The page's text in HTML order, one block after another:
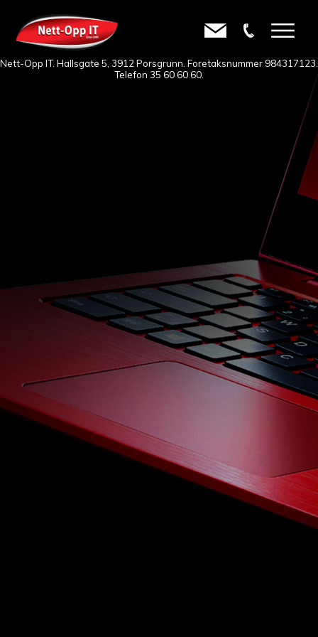
Nett-Opp IT. Hallsgate 5, 3912 Porsgrunn. Foretaksnummer 984317123.
Telefon 35 60 60 60